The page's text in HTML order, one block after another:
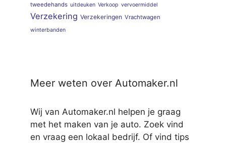
tweedehands uitdeuken Verkoop vervoermiddel
Verzekering Verzekeringen Vrachtwagen
winterbanden
Meer weten over Automaker.nl
Wij van Automaker.nl helpen je graag
met het maken van je auto. Zoek vind
en vraag een lokaal bedrijf. Of vind tips